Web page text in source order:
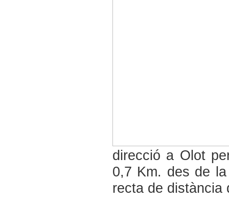
direcció a Olot
0,7 Km. des de
recta de distància